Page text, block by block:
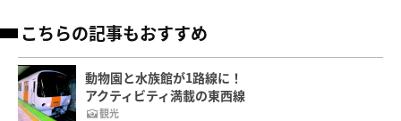
こちらの記事もおすすめ
動物園と水族館が1路線に！
アクティビティ満載の東西線
観光